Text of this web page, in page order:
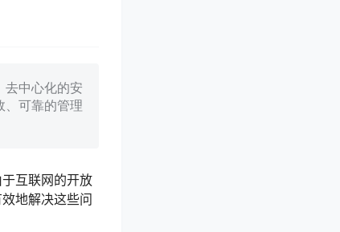
去中心化的安
、可靠的管理
互联网的开放
地解决这些问